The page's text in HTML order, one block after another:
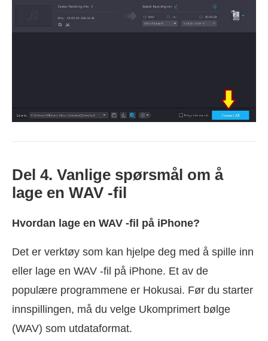
Del 4. Vanlige spørsmål om å
lage en WAV -fil
Hvordan lage en WAV -fil på iPhone?
Det er verktøy som kan hjelpe deg med å spille inn
eller lage en WAV -fil på iPhone. Et av de
populære programmene er Hokusai. Før du starter
innspillingen, må du velge Ukomprimert bølge
(WAV) som utdataformat.